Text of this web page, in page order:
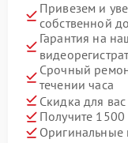
Привезем и
собственной
Гарантия на
Срочный
течении часа
Скидка для
Получите